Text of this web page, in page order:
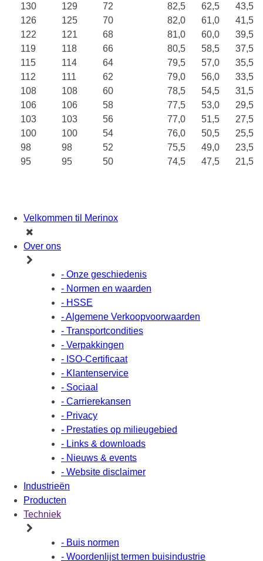
130
129 72 82,5 62,5
43,5
126
125 70 82,0 61,0
41,5
122
121 68 81,0 60,0
39,5
119
118 66 80,5 58,5
37,5
115
114 64 79,5 57,0
35,5
112
111 62 79,0 56,0
33,5
108
108 60 78,5 54,5
31,5
106
106 58 77,5 53,0
29,5
103
103 56 77,0 51,5
27,5
100
100 54 76,0 50,5
25,5
98
98 52 75,5 49,0
23,5
95
95 50 74,5 47,5 21,5
Velkommen til Merinox
Over ons
- Onze geschiedenis
- Normen en waarden
- HSSE
- Algemene Verkoopvoorwaarden
- Transportcondities
- Verpakkingen
- ISO-Certificaat
- Klantenservice
- Sociaal
- Carrierekansen
- Privacy
- Prestaties op milieugebied
- Links & downloads
- Nieuws & events
- Website disclaimer
Industrieën
Producten
Techniek
- Buis normen
- Woordenlijst termen buisindustrie